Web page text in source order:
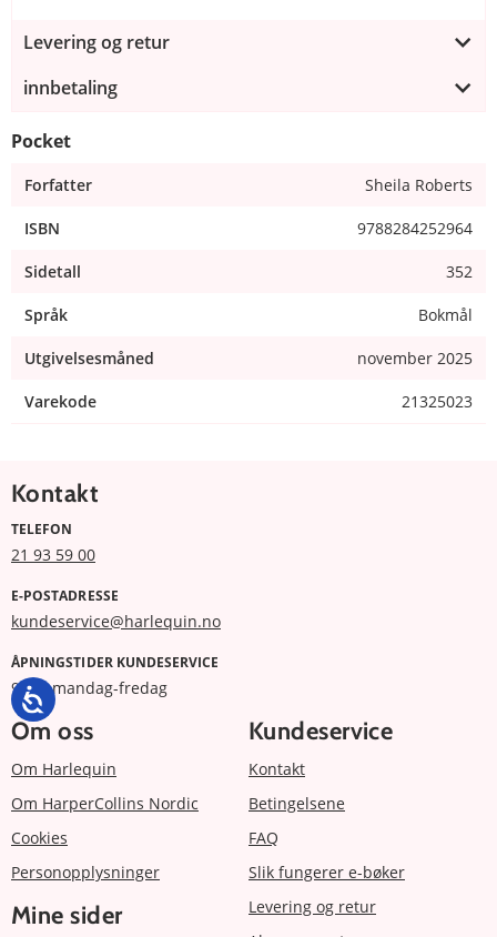
Levering og retur
innbetaling
Pocket
Forfatter Sheila Roberts
ISBN 9788284252964
Sidetall 352
Språk Bokmål
Utgivelsesmåned november 2025
Varekode 21325023
Kontakt
TELEFON
21 93 59 00
E-POSTADRESSE
kundeservice@harlequin.no
ÅPNINGSTIDER KUNDESERVICE
9 -17 mandag-fredag
Om oss
Om Harlequin
Om HarperCollins Nordic
Cookies
Personopplysninger
Mine sider
Kundeservice
Kontakt
Betingelsene
FAQ
Slik fungerer e-bøker
Levering og retur